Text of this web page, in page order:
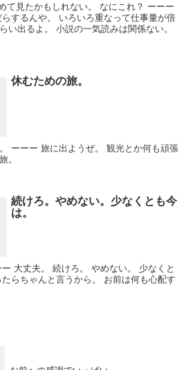
て見たかもしれない。 なにこれ？ ーーー
するんや。 いろいろ重なって仕事量が倍
い出るよ。 小説の一気読みは関係ない。
休むための旅。
ーーー 旅に出ようぜ。 観光とか何も頑張
。
続けろ。やめない。少なくとも今
は。
大丈夫。 続けろ。 やめない。 少なくと
らちゃんと言うから。 お前は何も心配す